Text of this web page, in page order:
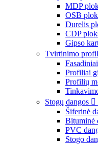
MDP
OSB
Durelis
CDP
Gipso
Tvirtinimo
Profiliai
Profilių
Stogų dangos 
Šiferinė
Bituminė
PVC
Stogo